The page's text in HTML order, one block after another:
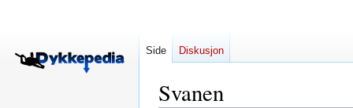
Svanen
Side Diskusjon